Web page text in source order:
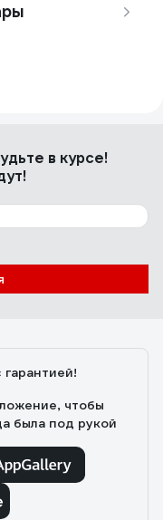
в курсе!
чтобы
была под рукой